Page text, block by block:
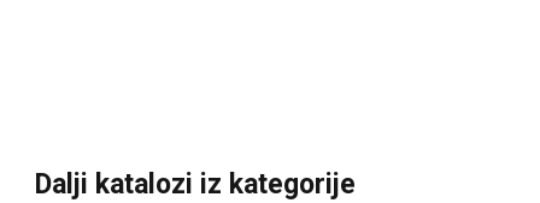
Dalji katalozi iz kategorije